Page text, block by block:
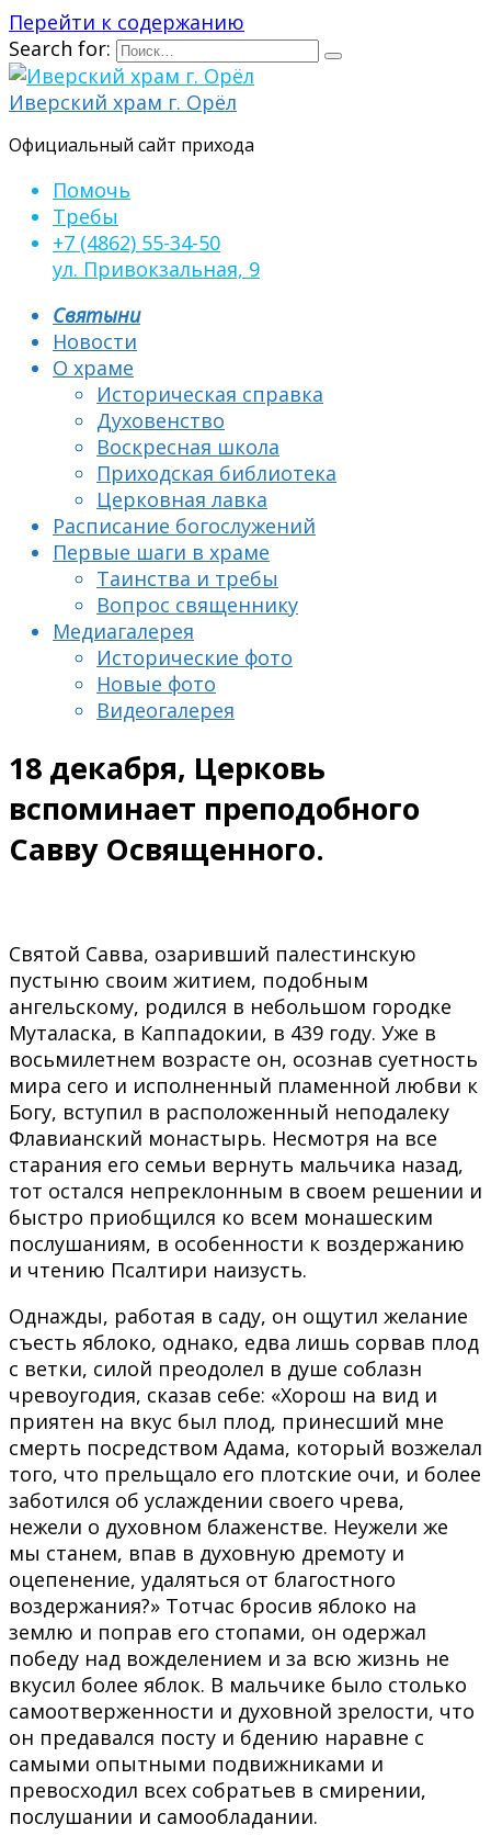
Перейти к содержанию
Search for:
Иверский храм г. Орёл
Официальный сайт прихода
Помочь
Требы
+7 (4862) 55-34-50
ул. Привокзальная, 9
Святыни
Новости
О храме
Историческая справка
Духовенство
Воскресная школа
Приходская библиотека
Церковная лавка
Расписание богослужений
Первые шаги в храме
Таинства и требы
Вопрос священнику
Медиагалерея
Исторические фото
Новые фото
Видеогалерея
18 декабря, Церковь
вспоминает преподобного
Савву Освященного.
Святой Савва, озаривший палестинскую
пустыню своим житием, подобным
ангельскому, родился в небольшом городке
Муталаска, в Каппадокии, в 439 году. Уже в
восьмилетнем возрасте он, осознав суетность
мира сего и исполненный пламенной любви к
Богу, вступил в расположенный неподалеку
Флавианский монастырь. Несмотря на все
старания его семьи вернуть мальчика назад,
тот остался непреклонным в своем решении и
быстро приобщился ко всем монашеским
послушаниям, в особенности к воздержанию
и чтению Псалтири наизусть.
Однажды, работая в саду, он ощутил желание
съесть яблоко, однако, едва лишь сорвав плод
с ветки, силой преодолел в душе соблазн
чревоугодия, сказав себе: «Хорош на вид и
приятен на вкус был плод, принесший мне
смерть посредством Адама, который возжелал
того, что прельщало его плотские очи, и более
заботился об услаждении своего чрева,
нежели о духовном блаженстве. Неужели же
мы станем, впав в духовную дремоту и
оцепенение, удаляться от благостного
воздержания?» Тотчас бросив яблоко на
землю и поправ его стопами, он одержал
победу над вожделением и за всю жизнь не
вкусил более яблок. В мальчике было столько
самоотверженности и духовной зрелости, что
он предавался посту и бдению наравне с
самыми опытными подвижниками и
превосходил всех собратьев в смирении,
послушании и самообладании.